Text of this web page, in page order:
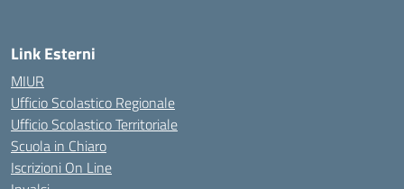
Link Esterni
MIUR
Ufficio Scolastico Regionale
Ufficio Scolastico Territoriale
Scuola in Chiaro
Iscrizioni On Line